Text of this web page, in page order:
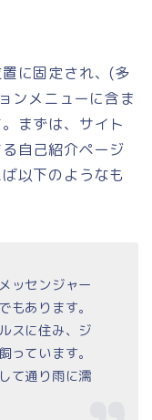
に固定され、(多
ンメニューに含ま
まずは、サイト
自己紹介ページ
以下のようなも
ッセンジャー
もあります。
スに住み、ジ
っています。
て通り雨に濡